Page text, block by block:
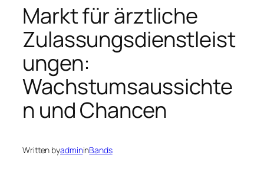
Markt für ärztliche
Zulassungsdienstleist
ungen:
Wachstumsaussichte
n und Chancen
Written byadmininBands